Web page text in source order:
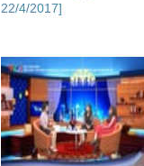
22/4/2017]